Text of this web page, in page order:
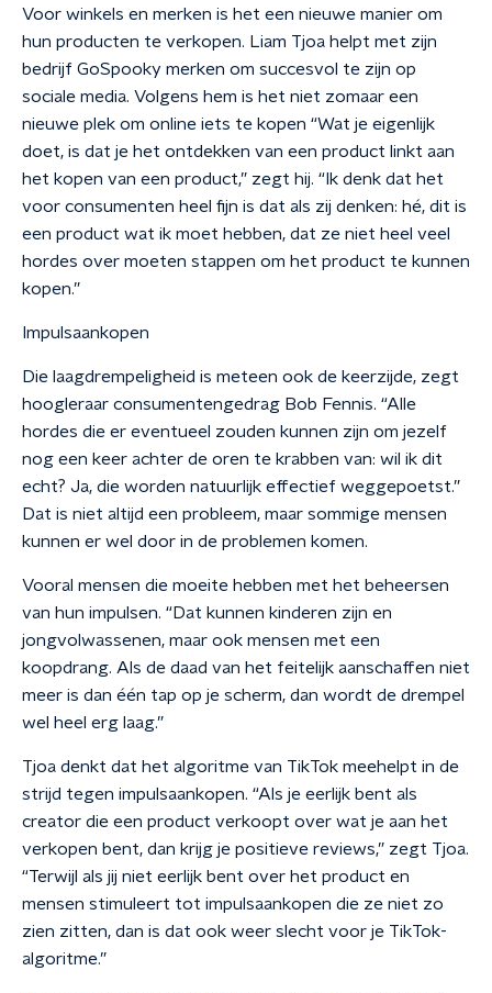
Voor winkels en merken is het een nieuwe manier om
hun producten te verkopen. Liam Tjoa helpt met zijn
bedrijf GoSpooky merken om succesvol te zijn op
sociale media. Volgens hem is het niet zomaar een
nieuwe plek om online iets te kopen “Wat je eigenlijk
doet, is dat je het ontdekken van een product linkt aan
het kopen van een product,” zegt hij. “Ik denk dat het
voor consumenten heel fijn is dat als zij denken: hé, dit is
een product wat ik moet hebben, dat ze niet heel veel
hordes over moeten stappen om het product te kunnen
kopen.”
Impulsaankopen
Die laagdrempeligheid is meteen ook de keerzijde, zegt
hoogleraar consumentengedrag Bob Fennis. “Alle
hordes die er eventueel zouden kunnen zijn om jezelf
nog een keer achter de oren te krabben van: wil ik dit
echt? Ja, die worden natuurlijk effectief weggepoetst.”
Dat is niet altijd een probleem, maar sommige mensen
kunnen er wel door in de problemen komen.
Vooral mensen die moeite hebben met het beheersen
van hun impulsen. “Dat kunnen kinderen zijn en
jongvolwassenen, maar ook mensen met een
koopdrang. Als de daad van het feitelijk aanschaffen niet
meer is dan één tap op je scherm, dan wordt de drempel
wel heel erg laag.”
Tjoa denkt dat het algoritme van TikTok meehelpt in de
strijd tegen impulsaankopen. “Als je eerlijk bent als
creator die een product verkoopt over wat je aan het
verkopen bent, dan krijg je positieve reviews,” zegt Tjoa.
“Terwijl als jij niet eerlijk bent over het product en
mensen stimuleert tot impulsaankopen die ze niet zo
zien zitten, dan is dat ook weer slecht voor je TikTok-
algoritme.”